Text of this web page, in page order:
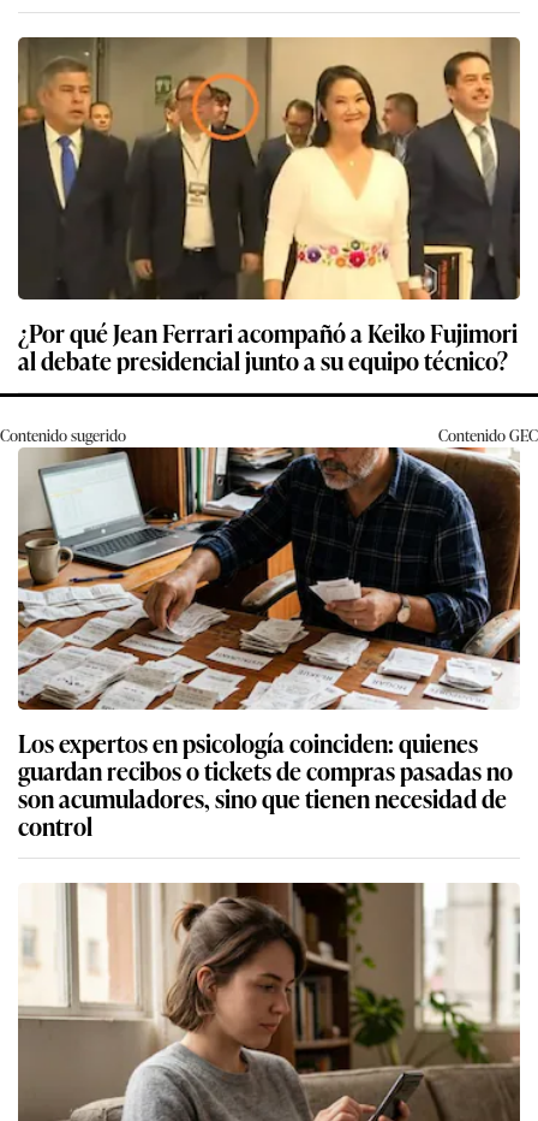
¿Por qué Jean Ferrari acompañó a Keiko Fujimori
al debate presidencial junto a su equipo técnico?
Contenido sugerido ContenidoGEC
Los expertos en psicología coinciden: quienes
guardan recibos o tickets de compras pasadas no
son acumuladores, sino que tienen necesidad de
control